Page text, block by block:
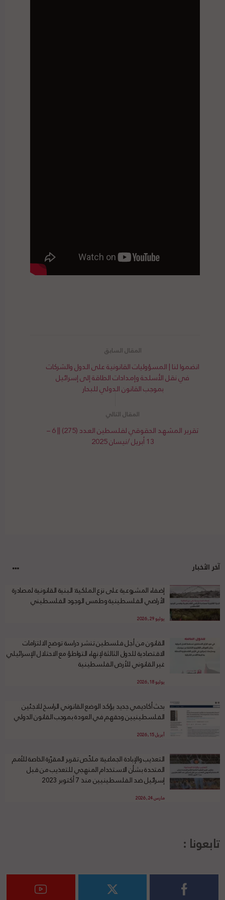
انضموا لنا | المسؤوليات القانونية على الدول والشركات
في نقل الأسلحة وإمدادات الطاقة إلى إسرائيل
بموجب القانون الدولي للبحار
تقرير المشهد الحقوقي لفلسطين العدد (275) || 6 –
13 أبريل /نيسان 2025
آخر الأخبار
إضفاء المشروعية على نزع الملكية: البنية القانونية لمصادرة
الأراضي الفلسطينية وطمس الوجود الفلسطيني
يوليو 29, 2026
القانون من أجل فلسطين تنشر دراسة توضح الالتزامات
الاقتصادية للدول الثالثة لإنهاء التواطؤ مع الاحتلال الإسرائيلي
غير القانوني للأرض الفلسطينية
يوليو 18, 2026
بحث أكاديمي جديد يؤكد الوضع القانوني الراسخ للاجئين
الفلسطينيين وحقهم في العودة بموجب القانون الدولي
أبريل 15, 2026
التعذيب والإبادة الجماعية: ملخّص تقرير المقرّرة الخاصة للأمم
المتحدة بشأن الاستخدام المنهجي للتعذيب من قبل
إسرائيل ضد الفلسطينيين منذ 7 أكتوبر 2023
مارس 24, 2026
تابعونا :